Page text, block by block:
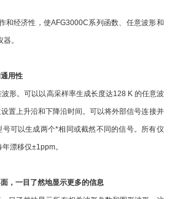
和经济性，使AFG3000C系列函数、任意波形和
。
用性
形。可以以高采样率生成长度达128 K 的任意波
置上升沿和下降沿时间。可以将外部信号连接并
可以生成两个*相同或截然不同的信号。所有仪
漂移仅±1ppm。
，一目了然地显示更多的信息